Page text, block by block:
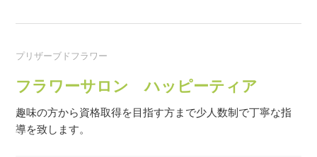
プリザーブドフラワー
フラワーサロン ハッピーティア
趣味の方から資格取得を目指す方まで少人数制で丁寧な指
導を致します。